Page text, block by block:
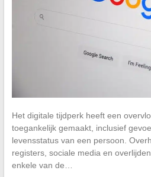
Het digitale tijdperk heeft een
toegankelijk gemaakt, inclusief
levensstatus van een persoon.
registers, sociale media en
enkele van de…